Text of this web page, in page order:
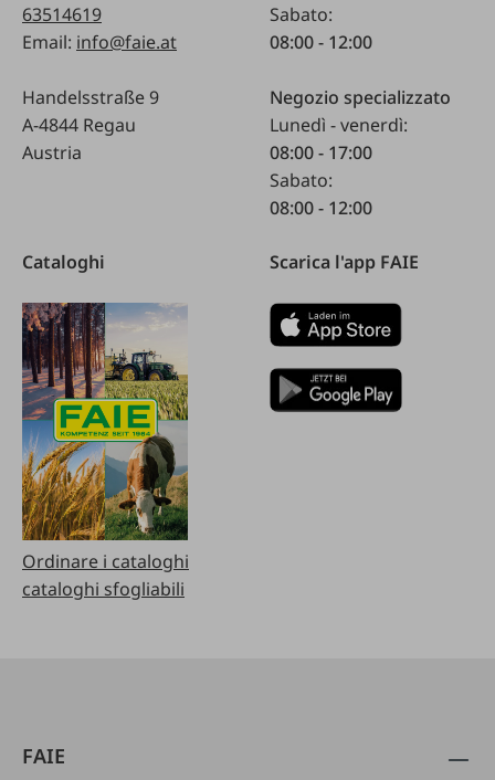
63514619
Email: info@faie.at
Handelsstraße 9
A-4844 Regau
Austria
Sabato:
08:00 - 12:00
Negozio specializzato
Lunedì - venerdì:
08:00 - 17:00
Sabato:
08:00 - 12:00
Cataloghi
Ordinare i cataloghi
cataloghi sfogliabili
Scarica l'app FAIE
FAIE